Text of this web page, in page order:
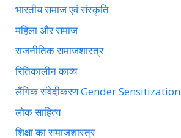
भारतीय समाज एवं संस्कृति
महिला और समाज
राजनीतिक समाजशास्त्र
रितिकालीन काव्य
लैंगिक संवेदीकरण Gender Sensitization
लोक साहित्य
शिक्षा का समाजशास्त्र